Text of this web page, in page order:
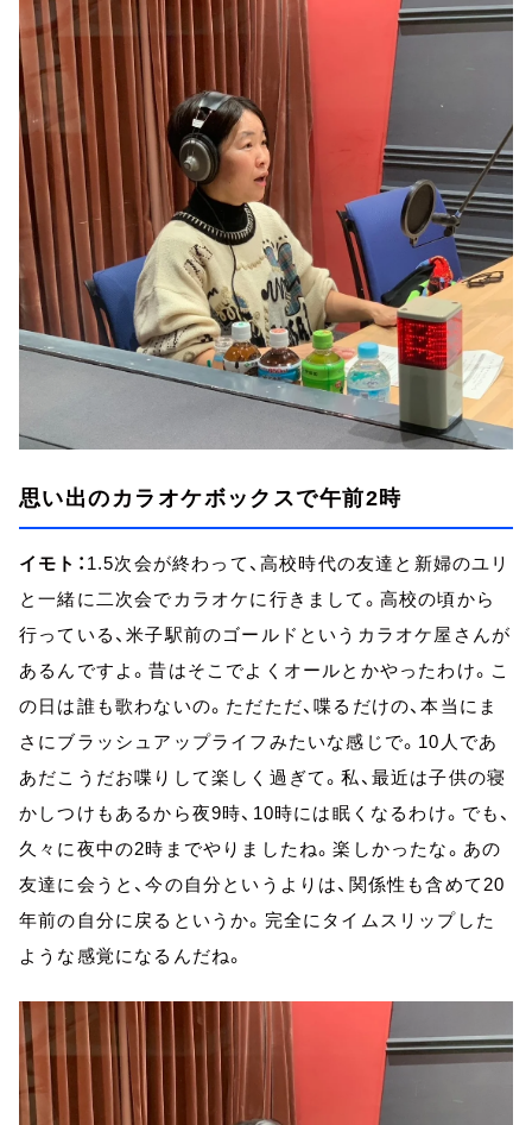
思い出のカラオケボックスで午前2時
イモト： 1.5次会が終わって、高校時代の友達と新婦のユリ
と一緒に二次会でカラオケに行きまして。高校の頃から
行っている、米子駅前のゴールドというカラオケ屋さんが
あるんですよ。昔はそこでよくオールとかやったわけ。こ
の日は誰も歌わないの。ただただ、喋るだけの、本当にま
さにブラッシュアップライフみたいな感じで。10人であ
あだこうだお喋りして楽しく過ぎて。私、最近は子供の寝
かしつけもあるから夜9時、10時には眠くなるわけ。でも、
久々に夜中の2時までやりましたね。楽しかったな。あの
友達に会うと、今の自分というよりは、関係性も含めて20
年前の自分に戻るというか。完全にタイムスリップした
ような感覚になるんだね。